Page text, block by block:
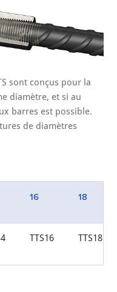
sont conçus pour la
diamètre, et si au
barres est possible.
de diamètres
16 18
TTS16 TTS18